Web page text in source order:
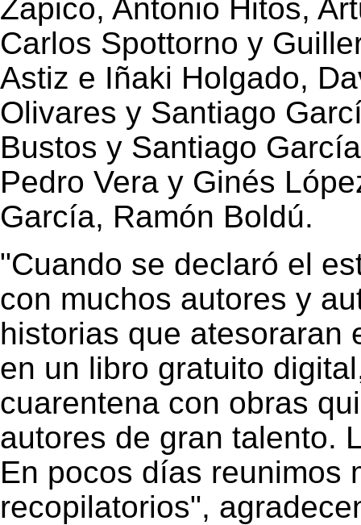
Zapico, Antonio Hitos,
Carlos Spottorno y
Astiz e Iñaki Holgado,
Olivares y Santiago
Bustos y Santiago
Pedro Vera y Ginés
García, Ramón Boldú.
"Cuando se declaró el
con muchos autores y
historias que atesoraran
en un libro gratuito
cuarentena con obras
autores de gran talento.
En pocos días reunimos
recopilatorios",